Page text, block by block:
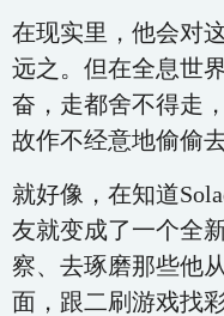
在现实里，他会对
远之。但在全息世
奋，走都舍不得走
故作不经意地偷偷去
就好像，在知道
友就变成了一个全
察、去琢磨那些他
面，跟二刷游戏找